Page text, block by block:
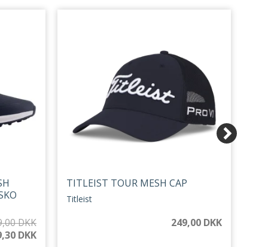
DKK
DKK
TITLEIST TOUR MESH CAP
Titleist
249,00 DKK